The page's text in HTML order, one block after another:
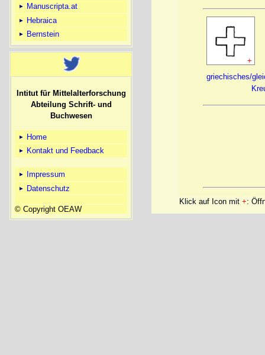
Manuscripta.at
Hebraica
Bernstein
Intitut für Mittelalterforschung
Abteilung Schrift- und
Buchwesen
Home
Kontakt und Feedback
Impressum
Datenschutz
© Copyright OEAW
+
griechisches/
Klick auf Icon mit +: